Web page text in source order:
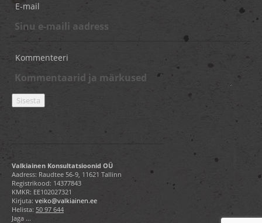
E-mail
Kommenteeri
Valkiainen Konsultatsioonid OÜ
Aadress: Raudtee 56-9, 11621 Tallinn
Registrikood: 14377843
KMKR: EE102027321
Kirjuta: veiko@valkiainen.ee
Helista: 50 97 644
Jaga ...